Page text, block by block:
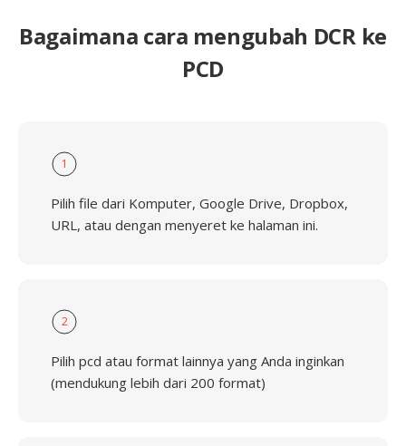
Bagaimana cara mengubah DCR ke
PCD
1
Pilih file dari Komputer, Google Drive, Dropbox,
URL, atau dengan menyeret ke halaman ini.
2
Pilih pcd atau format lainnya yang Anda inginkan
(mendukung lebih dari 200 format)